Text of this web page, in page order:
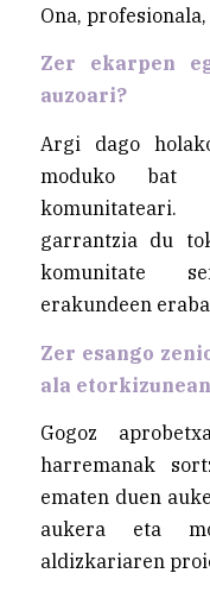
Ona,
Zer ekarpen
auzoari?
Argi dago
moduko bat
garrantzia du
komunitate
erakundeen
Zer esango
ala
Gogoz
harremanak
ematen duen
aukera eta
aldizkariaren